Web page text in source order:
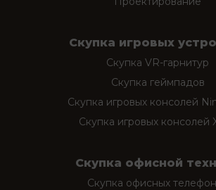
Скупка игровых
Скупка VR-гарнитур
Скупка геймпадов
Скупка игровых консолей
Скупка игровых консолей
Скупка офисной
Скупка офисных